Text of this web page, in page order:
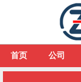
首页 公司